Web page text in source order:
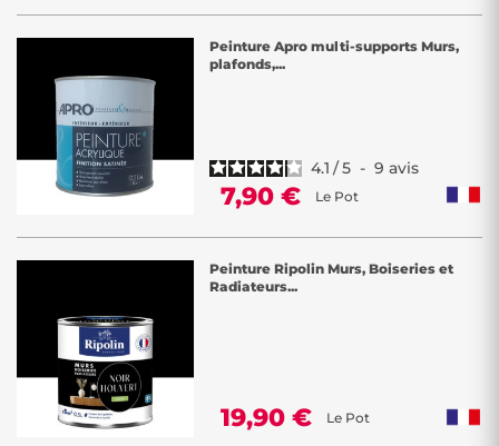
Peinture Apro multi-supports Murs,
plafonds,...
4.1 /5 - 9 avis
7,90 € Le Pot
Peinture Ripolin Murs, Boiseries et
Radiateurs...
19,90 € Le Pot